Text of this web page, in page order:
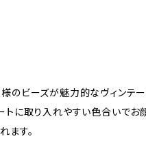
のビーズが魅力的なヴィンテ
トに取り入れやすい色合いでお
ます。